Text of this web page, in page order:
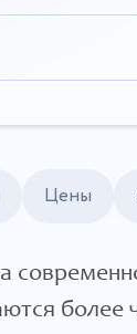
Цены
более